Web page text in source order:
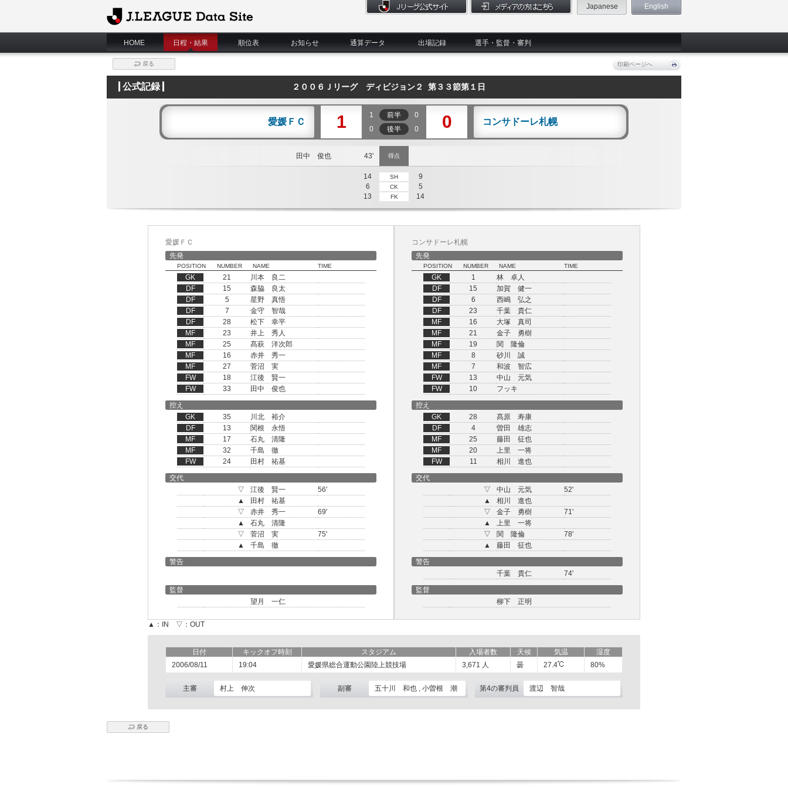
J.League Data Site
Japanese English
HOME 日程・結果 順位表 お知らせ 通算データ 出場記録 選手・監督・審判
戻る 印刷ページへ
公式記録 ２００６Ｊリーグ ディビジョン２ 第３３節第１日
愛媛ＦＣ 1 1 前半
0
0
後半 0 0 コンサドーレ札幌
田中 俊也 43' 得点
14 SH
9
6
CK
5
13
FK 14
愛媛ＦＣ
先発
POSITION NUMBER NAME TIME
GK 21
川本 良二
DF
15
森脇 良太
DF
5
星野 真悟
DF
7
金守 智哉
DF
28
松下 幸平
MF
23
井上 秀人
MF
25
髙萩 洋次郎
MF
16
赤井 秀一
MF
27
菅沼 実
FW
18
江後 賢一
FW
33 田中 俊也
コンサドーレ札幌
先発
POSITION NUMBER NAME TIME
GK 1
林 卓人
DF
15
加賀 健一
DF
6
西嶋 弘之
DF
23
千葉 貴仁
MF
16
大塚 真司
MF
21
金子 勇樹
MF
19
関 隆倫
MF
8
砂川 誠
MF
7
和波 智広
FW
13
中山 元気
FW
10
フッキ
控え
GK
35
川北 裕介
DF
13
関根 永悟
MF
17
石丸 清隆
MF
32
千島 徹
FW
24 田村 祐基
控え
GK
28
髙原 寿康
DF
4
曽田 雄志
MF
25
藤田 征也
MF
20
上里 一将
FW
11
相川 進也
交代
▽
江後 賢一
56'
▲
田村 祐基
▽
赤井 秀一
69'
▲
石丸 清隆
▽
菅沼 実
75'
▲
千島 徹
交代
▽
中山 元気
52'
▲
相川 進也
▽
金子 勇樹
71'
▲
上里 一将
▽
関 隆倫
78'
▲
藤田 征也
警告
警告
千葉 貴仁
74'
監督
望月 一仁
監督
柳下 正明
▲：IN ▽：OUT
日付 キックオフ時刻 スタジアム 入場者数 天候 気温
湿度
2006/08/11
19:04 愛媛県総合運動公園陸上競技場 3,671 人 曇 27.4 80%
主審 村上 伸次 副審 五十川 和也 , 小曽根 潮 第4の審判員 渡辺 智哉
戻る